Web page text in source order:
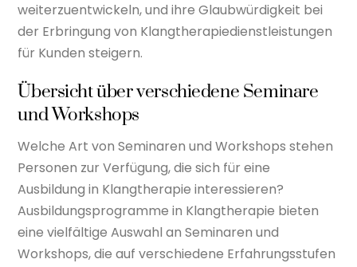
weiterzuentwickeln, und ihre Glaubwürdigkeit bei
der Erbringung von Klangtherapiedienstleistungen
für Kunden steigern.
Übersicht über verschiedene Seminare
und Workshops
Welche Art von Seminaren und Workshops stehen
Personen zur Verfügung, die sich für eine
Ausbildung in Klangtherapie interessieren?
Ausbildungsprogramme in Klangtherapie bieten
eine vielfältige Auswahl an Seminaren und
Workshops, die auf verschiedene Erfahrungsstufen